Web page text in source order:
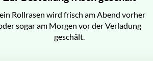
Rollrasen wird frisch am Abend vorher
sogar am Morgen vor der Verladung
geschält.